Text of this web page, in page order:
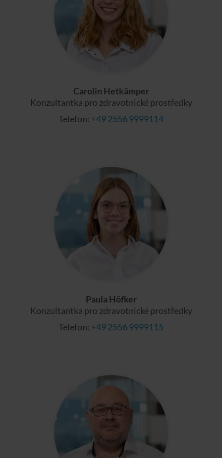
Carolin Hetkämper
Konzultantka pro zdravotnické prostředky
Telefon: +49 2556 9999114
Paula Höfker
Konzultantka pro zdravotnické prostředky
Telefon: +49 2556 9999115